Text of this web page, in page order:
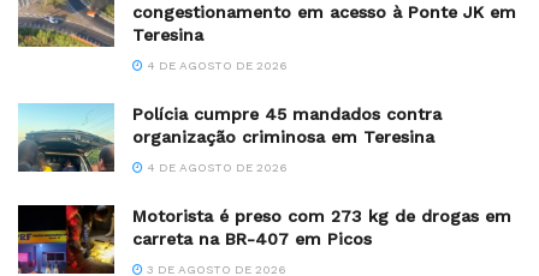
congestionamento em acesso à Ponte JK em
Teresina
4 DE AGOSTO DE 2026
Polícia cumpre 45 mandados contra
organização criminosa em Teresina
4 DE AGOSTO DE 2026
Motorista é preso com 273 kg de drogas em
carreta na BR-407 em Picos
3 DE AGOSTO DE 2026